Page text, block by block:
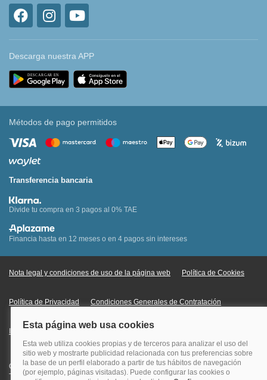
Descarga nuestra APP
Métodos de pago permitidos
Transferencia bancaria
Divide tu compra en 3 pagos al 0% TAE
Financia hasta en 12 meses o en 4 pagos sin intereses
Nota legal y condiciones de uso de la página web Política de Cookies
Política de Privacidad Condiciones Generales de Contratación
Información Legal sobre Mercados en Línea
Quehoteles.com - Especialistas en hoteles © Copyright Veturis Travel S.A.
Todos los derechos reservados. Autorización nº I-AV0000879.4 Tel: +34